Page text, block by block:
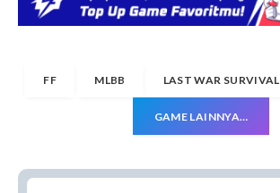
FF MLBB LAST WAR SURVIVAL
GAME LAINNYA…